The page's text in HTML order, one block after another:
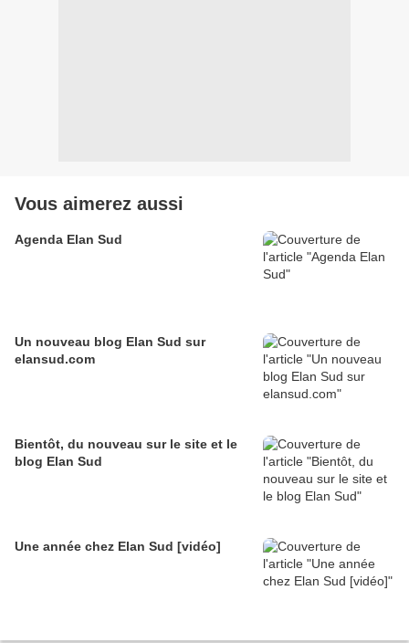
Vous aimerez aussi
Agenda Elan Sud
Un nouveau blog Elan Sud sur
elansud.com
Bientôt, du nouveau sur le site et le
blog Elan Sud
Une année chez Elan Sud [vidéo]